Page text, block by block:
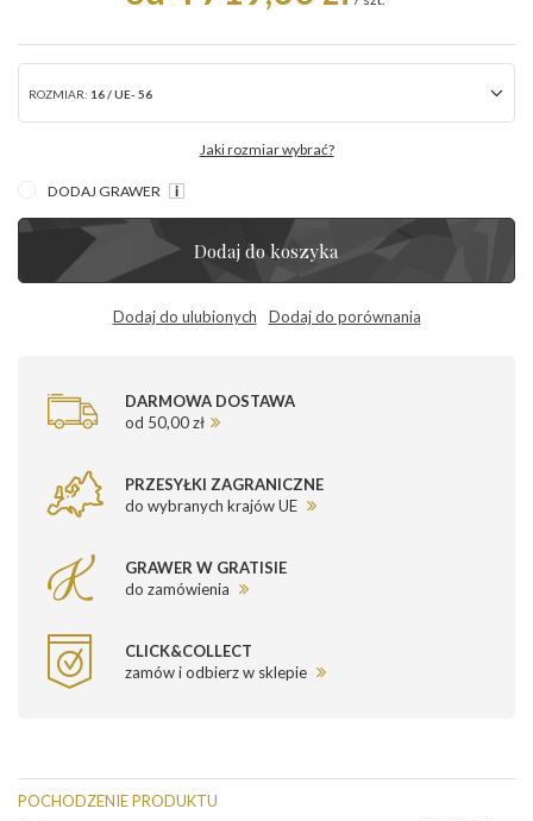
ROZMIAR: 16 / UE- 56
Jaki rozmiar wybrać?
DODAJ GRAWER
Dodaj do koszyka
Dodaj do ulubionych Dodaj do porównania
DARMOWA DOSTAWA
od 50,00 zł
PRZESYŁKI ZAGRANICZNE
do wybranych krajów UE
GRAWER W GRATISIE
do zamówienia
CLICK&COLLECT
zamów i odbierz w sklepie
POCHODZENIE PRODUKTU